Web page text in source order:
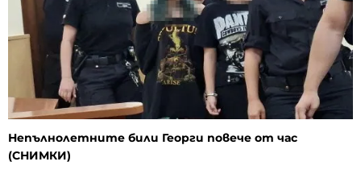
Непълнолетните били Георги повече от час
(СНИМКИ)